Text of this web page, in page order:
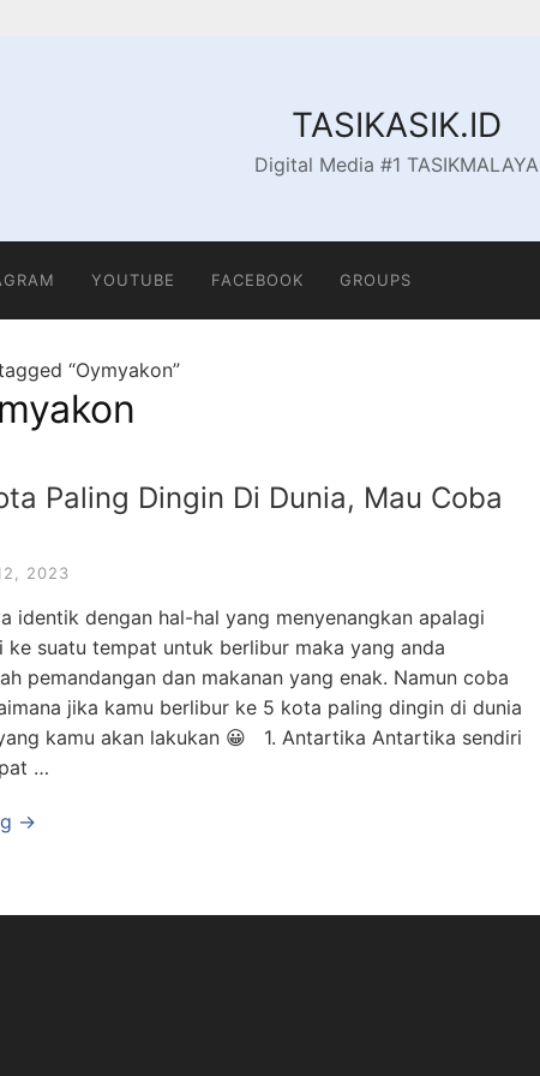
TASIKASIK.ID
Digital Media #1 TASIKMALAYA
YOUTUBE FACEBOOK GROUPS
“Oymyakon”
Paling Dingin Di Dunia, Mau Coba
2023
identik dengan hal-hal yang menyenangkan apalagi
suatu tempat untuk berlibur maka yang anda
pemandangan dan makanan yang enak. Namun coba
jika kamu berlibur ke 5 kota paling dingin di dunia
kamu akan lakukan 😀 1. Antartika Antartika sendiri
…
→